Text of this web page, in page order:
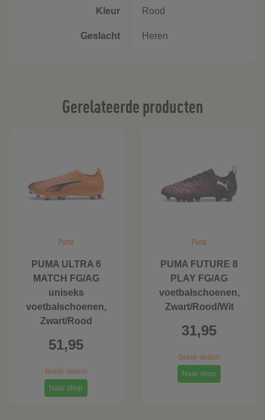
Kleur Rood
Geslacht Heren
Gerelateerde producten
Puma
PUMA ULTRA 6
MATCH FG/AG
uniseks
voetbalschoenen,
Zwart/Rood
51,95
Bekijk details
Naar shop
Puma
PUMA FUTURE 8
PLAY FG/AG
voetbalschoenen,
Zwart/Rood/Wit
31,95
Bekijk details
Naar shop